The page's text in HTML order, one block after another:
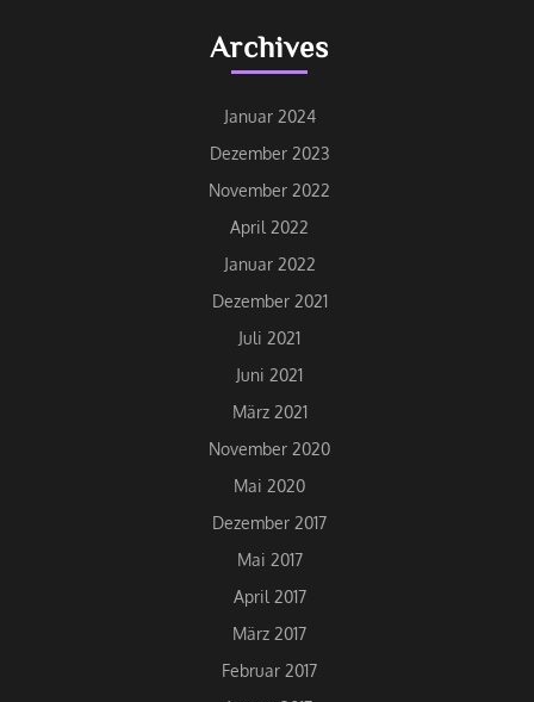
Archives
Januar 2024
Dezember 2023
November 2022
April 2022
Januar 2022
Dezember 2021
Juli 2021
Juni 2021
März 2021
November 2020
Mai 2020
Dezember 2017
Mai 2017
April 2017
März 2017
Februar 2017